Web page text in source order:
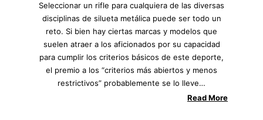
Seleccionar un rifle para cualquiera de las diversas
disciplinas de silueta metálica puede ser todo un
reto. Si bien hay ciertas marcas y modelos que
suelen atraer a los aficionados por su capacidad
para cumplir los criterios básicos de este deporte,
el premio a los “criterios más abiertos y menos
restrictivos” probablemente se lo lleve…
Read More